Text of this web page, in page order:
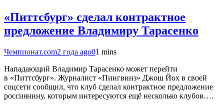
«Питтсбург» сделал контрактное
предложение Владимиру Тарасенко
Чемпионат.com2 года ago01 mins
Нападающий Владимир Тарасенко может перейти
в «Питтсбург». Журналист «Пингвинз» Джош Йох в своей
соцсети сообщил, что клуб сделал контрактное предложение
россиянину, которым интересуются ещё несколько клубов….